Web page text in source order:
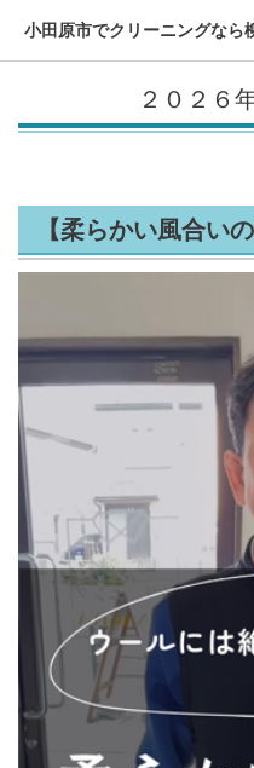
小田原市でクリーニングなら
２０２６
【柔らかい風合い